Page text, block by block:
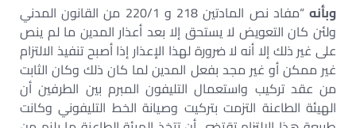
وبأنه
“مفاد نص المادتين 218 و 220/1 من القانون المدني
ولئن كان التعويض لا يستحق إلا بعد أعذار المدين ما لم ينص
على غير ذلك إلا أنه لا ضرورة لهذا الإعذار إذا أصبح تنفيذ الالتزام
غير ممكن أو غير مجد بفعل المدين لما كان ذلك وكان الثابت
من عقد تركيب واستعمال التليفون المبرم بين الطرفين أن
الهيئة الطاعنة التزمت بتركيت وصيانة الخط التليفوني وكانت